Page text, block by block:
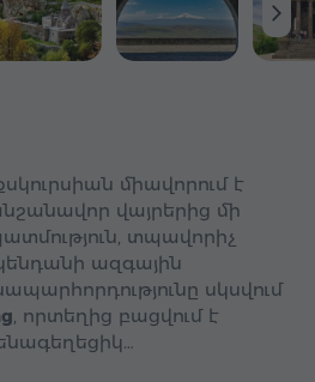
միավորում է
վայրերից մի
տպավորիչ
ազգային
սկսվում
, որտեղից բացվում է